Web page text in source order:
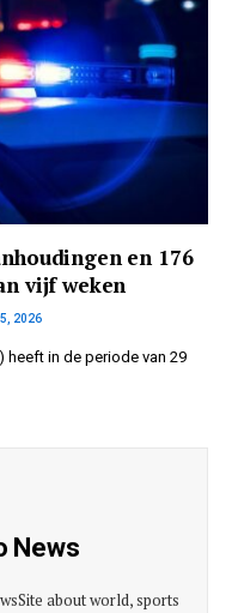
en 176
vijf weken
2026
heeft in de periode van 29
News
about world, sports